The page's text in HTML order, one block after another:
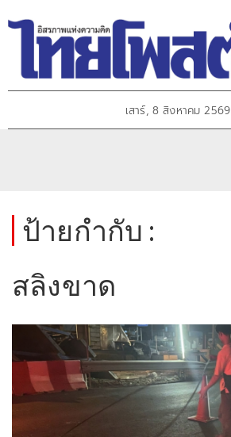
เสาร์, 8 สิงหาคม 2569
ป้ายกำกับ :
สลิงขาด